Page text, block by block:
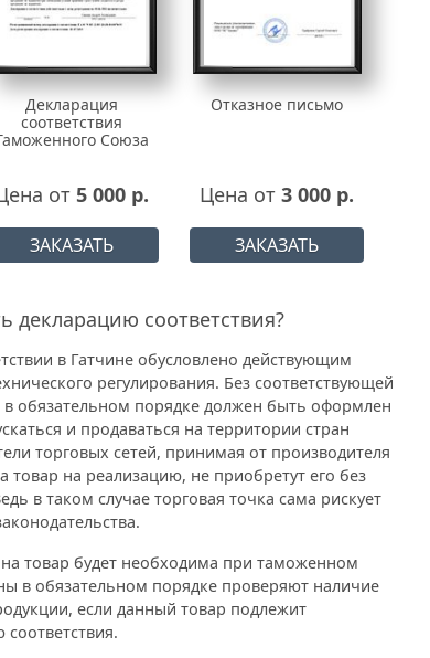
Декларация
соответствия
Союза
от 5 000 р.
ЗАКАЗАТЬ
Отказное письмо
Цена от 3 000 р.
ЗАКАЗАТЬ
декларацию соответствия?
в Гатчине обусловлено действующим
регулирования. Без соответствующей
обязательном порядке должен быть оформлен
и продаваться на территории стран
торговых сетей, принимая от производителя
товар на реализацию, не приобретут его без
в таком случае торговая точка сама рискует
на товар будет необходима при таможенном
в обязательном порядке проверяют наличие
если данный товар подлежит